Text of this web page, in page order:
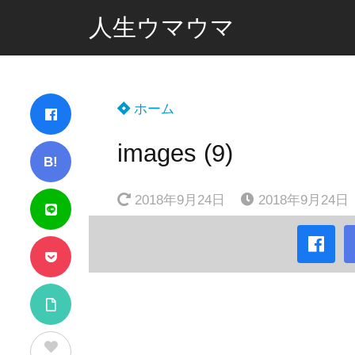
人生ウマウマ
B!
ホーム
images (9)
2018年9月24日 2018年9月24日